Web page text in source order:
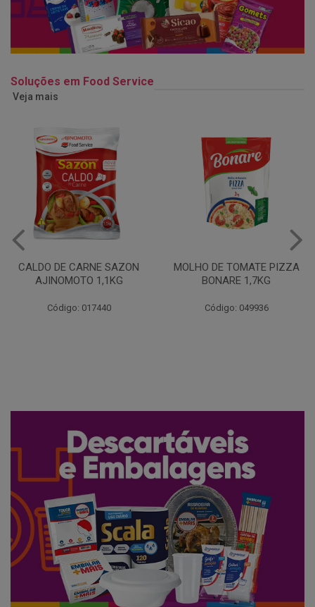
Soluções em Food Service
Veja mais
MOLHO DE TOMATE PIZZA
BONARE 1,7KG
Código: 049936
MARGARINA USO
PROFISSIONAL 80% CUKIN
Código: 062469